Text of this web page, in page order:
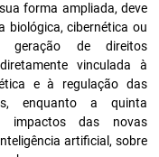
forma ampliada, deve
biológica, cibernética ou
geração de direitos
vinculada à
e à regulação das
enquanto a quinta
impactos das novas
artificial, sobre